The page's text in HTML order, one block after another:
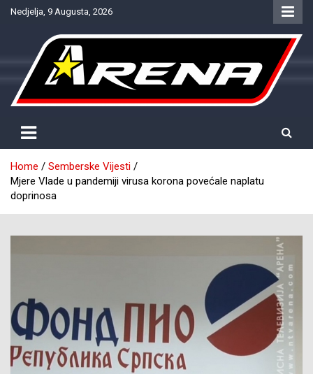
SkipNedjelja, 9 Augusta, 2026
NTV Arena
Home
Semberske Vijesti
Mjere Vlade u pandemiji virusa korona povećale naplatu
doprinosa